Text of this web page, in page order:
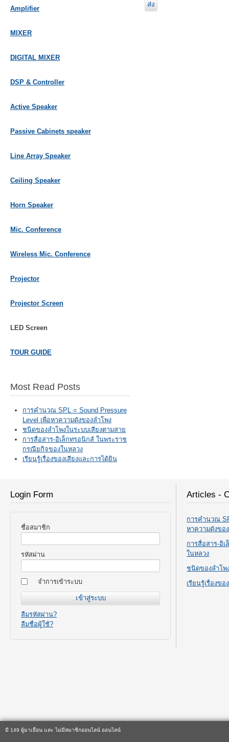
Amplifier
MIXER
DIGITAL MIXER
DSP & Controller
Active Speaker
Passive Cabinets speaker
Line Array Speaker
Ceiling Speaker
Horn Speaker
Mic. Conference
Wireless Mic. Conference
Projector
Projector Screen
LED Screen
TOUR GUIDE
Most Read Posts
การคำนวณ SPL = Sound Pressure
Level เพื่อหาความดังของลำโพง
ชนิดของลำโพงในระบบเสียงตามสาย
การสื่อสาร-อิเล็กทรอนิกส์ ในพระราช
กรณียกิจของในหลวง
เรียนรู้เรื่องของเสียงและการได้ยิน
ส่ง
Login Form
ชื่อสมาชิก
รหัสผ่าน
จำการเข้าระบบ
ลืมรหัสผ่าน?
ลืมชื่อผู้ใช้?
Articles -
การคำนวณ
หาความดังขอ
การสื่อสาร-อิ
ในหลวง
ชนิดของลำโพ
เรียนรู้เรื่องขอ
มี 149 ผู้มาเยือน และ ไม่มีสมาชิกออนไลน์ ออนไลน์